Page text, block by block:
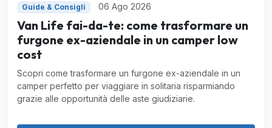
Guide & Consigli 06 Ago 2026
Van Life fai-da-te: come trasformare un
furgone ex-aziendale in un camper low
cost
Scopri come trasformare un furgone ex-aziendale in un
camper perfetto per viaggiare in solitaria risparmiando
grazie alle opportunità delle aste giudiziarie.